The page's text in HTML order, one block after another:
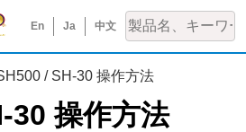
En Ja 中文
/ SH-30 操作方法
30 操作方法